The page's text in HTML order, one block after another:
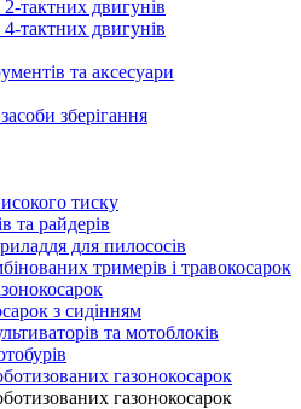
тактних двигунів
тактних двигунів
та аксесуари
зберігання
тиску
та райдерів
для пилососів
тримерів і травокосарок
з сидінням
та мотоблоків
газонокосарок
газонокосарок